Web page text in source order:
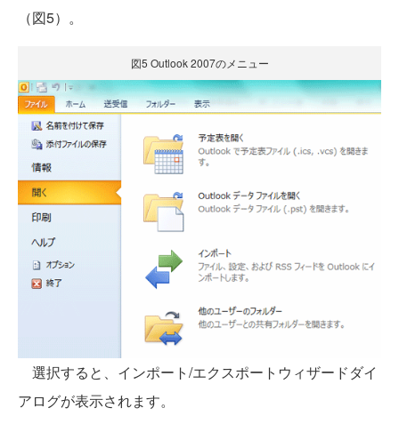
（図5）。
図5 Outlook 2007のメニュー
選択すると、インポート/エクスポートウィザードダイ
アログが表示されます。